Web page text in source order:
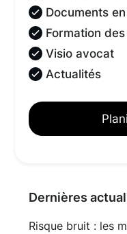
Documents
Formation
Visio avocat
Actualités
Dernières
Risque bruit : les